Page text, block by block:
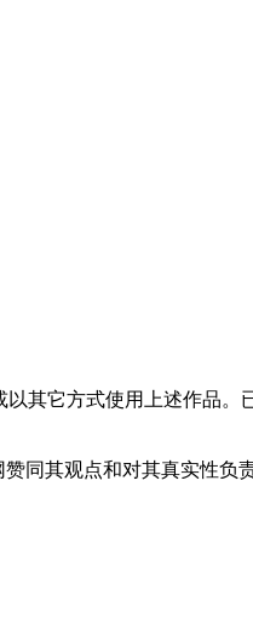
其它方式使用上述作品。
同其观点和对其真实性负责